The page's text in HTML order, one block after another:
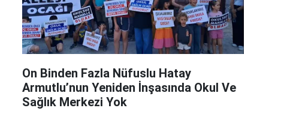
On Binden Fazla Nüfuslu Hatay
Armutlu’nun Yeniden İnşasında Okul Ve
Sağlık Merkezi Yok